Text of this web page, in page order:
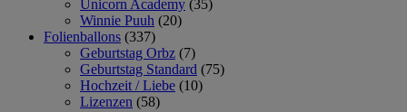
Unicorn Academy (35)
Winnie Puuh (20)
Folienballons (337)
Geburtstag Orbz (7)
Geburtstag Standard (75)
Hochzeit / Liebe (10)
Lizenzen (58)